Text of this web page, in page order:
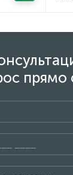
прямо